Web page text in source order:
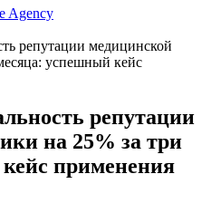
Agency
репутации медицинской
успешный кейс
репутации
на 25% за три
применения